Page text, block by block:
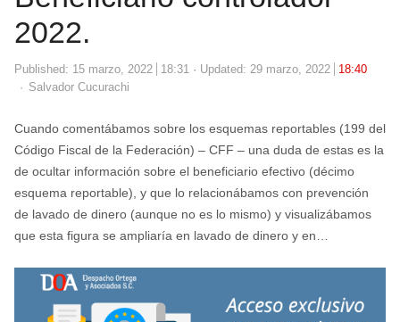
2022.
Published: 15 marzo, 2022 18:31 Updated: 29 marzo, 2022
18:40
Author
Salvador Cucurachi
Cuando comentábamos sobre los esquemas reportables (199 del
Código Fiscal de la Federación) – CFF – una duda de estas es la
de ocultar información sobre el beneficiario efectivo (décimo
esquema reportable), y que lo relacionábamos con prevención
de lavado de dinero (aunque no es lo mismo) y visualizábamos
que esta figura se ampliaría en lavado de dinero y en…